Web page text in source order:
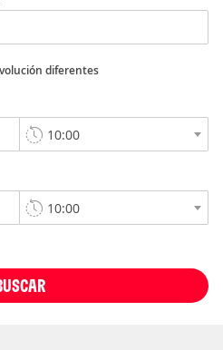
diferentes